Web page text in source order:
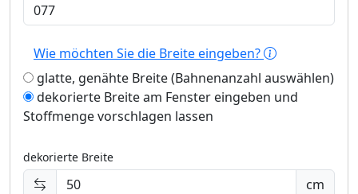
Wie möchten Sie die Breite eingeben?
glatte, genähte Breite (Bahnenanzahl auswählen)
dekorierte Breite am Fenster eingeben und
Stoffmenge vorschlagen lassen
dekorierte Breite
cm